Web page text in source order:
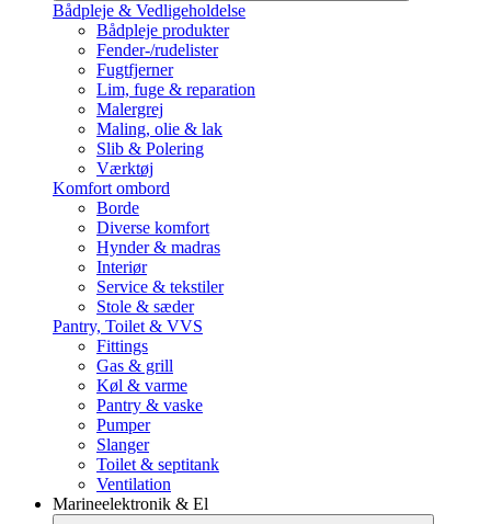
Bådpleje & Vedligeholdelse
Bådpleje produkter
Fender-/rudelister
Fugtfjerner
Lim, fuge & reparation
Malergrej
Maling, olie & lak
Slib & Polering
Værktøj
Komfort ombord
Borde
Diverse komfort
Hynder & madras
Interiør
Service & tekstiler
Stole & sæder
Pantry, Toilet & VVS
Fittings
Gas & grill
Køl & varme
Pantry & vaske
Pumper
Slanger
Toilet & septitank
Ventilation
Marineelektronik & El